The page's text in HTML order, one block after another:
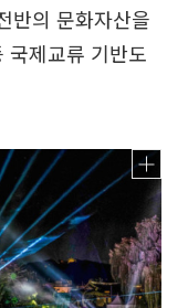
반의 문화자산을
국제교류 기반도